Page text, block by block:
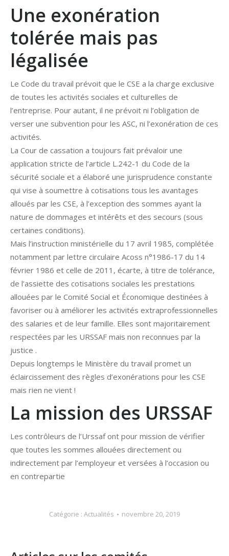
Une exonération
tolérée mais pas
légalisée
Le Code du travail prévoit que le CSE a la charge exclusive
de toutes les activités sociales et culturelles de
l’entreprise. Pour autant, il ne prévoit ni l’obligation de
verser une subvention pour les ASC, ni l’exonération de ces
activités.
La Cour de cassation a toujours fait prévaloir une
application stricte de l’article L.242-1 du Code de la
sécurité sociale et a élaboré une jurisprudence constante
qui vise à soumettre à cotisations tous les avantages
alloués par les CSE, à l’exception des sommes ayant la
nature de dommages et intérêts et des secours (sous
certaines conditions).
Mais l’instruction ministérielle du 17 avril 1985, complétée
notamment par lettre circulaire Acoss n°1986-17 du 14
février 1986 et celle de 2011, écarte, à titre de tolérance,
de l’assiette des cotisations sociales les prestations
allouées par le Comité Social et Économique destinées à
favoriser ou à améliorer les activités extraprofessionnelles
des salaries et de leur famille. Elles sont majoritairement
respectées par les URSSAF mais non reconnues par la
justice .
Depuis longtemps le Ministère du travail promet un
éclaircissement des règles d’exonérations pour les CSE
mais rien ne vient !
La mission des URSSAF
Les contrôleurs de l’Urssaf ont pour mission de vérifier
que toutes les sommes allouées directement ou
indirectement par l’employeur et versées à l’occasion ou
en contrepartie
Catégorie : Actualités novembre 20, 2019